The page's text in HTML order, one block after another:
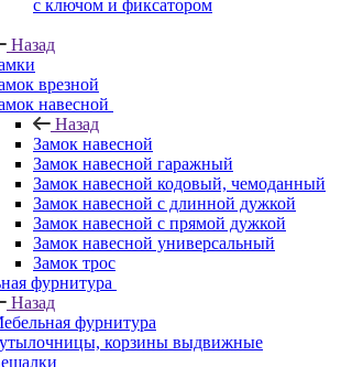
с ключом и фиксатором
Назад
врезной
навесной
Назад
Замок навесной
Замок навесной гаражный
Замок навесной кодовый, чемоданный
Замок навесной с длинной дужкой
Замок навесной с прямой дужкой
Замок навесной универсальный
Замок трос
фурнитура
Назад
фурнитура
корзины выдвижные